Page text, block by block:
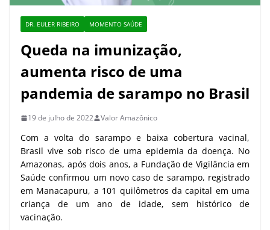
DR. EULER RIBEIRO MOMENTO SAÚDE
Queda na imunização,
aumenta risco de uma
pandemia de sarampo no Brasil
19 de julho de 2022 Valor Amazônico
Com a volta do sarampo e baixa cobertura vacinal,
Brasil vive sob risco de uma epidemia da doença. No
Amazonas, após dois anos, a Fundação de Vigilância em
Saúde confirmou um novo caso de sarampo, registrado
em Manacapuru, a 101 quilômetros da capital em uma
criança de um ano de idade, sem histórico de
vacinação.